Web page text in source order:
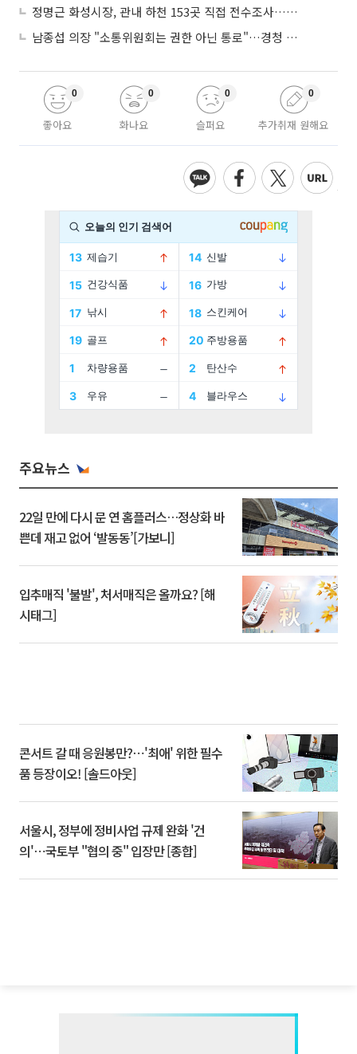
정명근 화성시장, 관내 하천 153곳 직접 전수조사…불법시설 정비
남종섭 의장 "소통위원회는 권한 아닌 통로"…경청 의회 만든다
좋아요
0
화나요
0
슬퍼요
0
추가취재 원해요
0
주요뉴스
22일 만에 다시 문 연 홈플러스…정상화 바
쁜데 재고 없어 ‘발동동’[가보니]
입추매직 '불발', 처서매직은 올까요? [해
시태그]
콘서트 갈 때 응원봉만?⋯'최애' 위한 필수
품 등장이오! [솔드아웃]
서울시, 정부에 정비사업 규제 완화 '건
의'⋯국토부 "협의 중" 입장만 [종합]